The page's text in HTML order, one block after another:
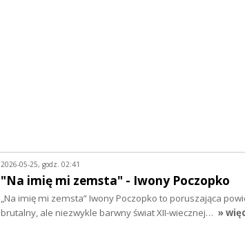
2026-05-25, godz. 02:41
"Na imię mi zemsta" - Iwony Poczopko
„Na imię mi zemsta” Iwony Poczopko to poruszająca
brutalny, ale niezwykle barwny świat XII-wiecznej… »